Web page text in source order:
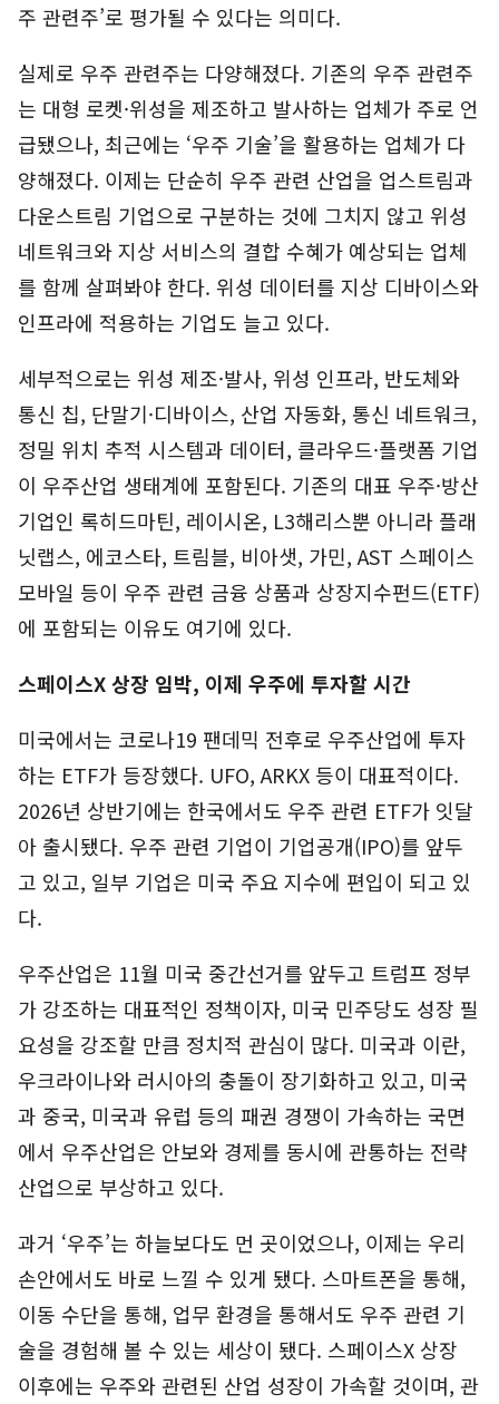
주 관련주’로 평가될 수 있다는 의미다.
실제로 우주 관련주는 다양해졌다. 기존의 우주 관련주
는 대형 로켓·위성을 제조하고 발사하는 업체가 주로 언
급됐으나, 최근에는 ‘우주 기술’을 활용하는 업체가 다
양해졌다. 이제는 단순히 우주 관련 산업을 업스트림과
다운스트림 기업으로 구분하는 것에 그치지 않고 위성
네트워크와 지상 서비스의 결합 수혜가 예상되는 업체
를 함께 살펴봐야 한다. 위성 데이터를 지상 디바이스와
인프라에 적용하는 기업도 늘고 있다.
세부적으로는 위성 제조·발사, 위성 인프라, 반도체와
통신 칩, 단말기·디바이스, 산업 자동화, 통신 네트워크,
정밀 위치 추적 시스템과 데이터, 클라우드·플랫폼 기업
이 우주산업 생태계에 포함된다. 기존의 대표 우주·방산
기업인 록히드마틴, 레이시온, L3해리스뿐 아니라 플래
닛랩스, 에코스타, 트림블, 비아샛, 가민, AST 스페이스
모바일 등이 우주 관련 금융 상품과 상장지수펀드(ETF)
에 포함되는 이유도 여기에 있다.
스페이스X 상장 임박, 이제 우주에 투자할 시간
미국에서는 코로나19 팬데믹 전후로 우주산업에 투자
하는 ETF가 등장했다. UFO, ARKX 등이 대표적이다.
2026년 상반기에는 한국에서도 우주 관련 ETF가 잇달
아 출시됐다. 우주 관련 기업이 기업공개(IPO)를 앞두
고 있고, 일부 기업은 미국 주요 지수에 편입이 되고 있
다.
우주산업은 11월 미국 중간선거를 앞두고 트럼프 정부
가 강조하는 대표적인 정책이자, 미국 민주당도 성장 필
요성을 강조할 만큼 정치적 관심이 많다. 미국과 이란,
우크라이나와 러시아의 충돌이 장기화하고 있고, 미국
과 중국, 미국과 유럽 등의 패권 경쟁이 가속하는 국면
에서 우주산업은 안보와 경제를 동시에 관통하는 전략
산업으로 부상하고 있다.
과거 ‘우주’는 하늘보다도 먼 곳이었으나, 이제는 우리
손안에서도 바로 느낄 수 있게 됐다. 스마트폰을 통해,
이동 수단을 통해, 업무 환경을 통해서도 우주 관련 기
술을 경험해 볼 수 있는 세상이 됐다. 스페이스X 상장
이후에는 우주와 관련된 산업 성장이 가속할 것이며, 관